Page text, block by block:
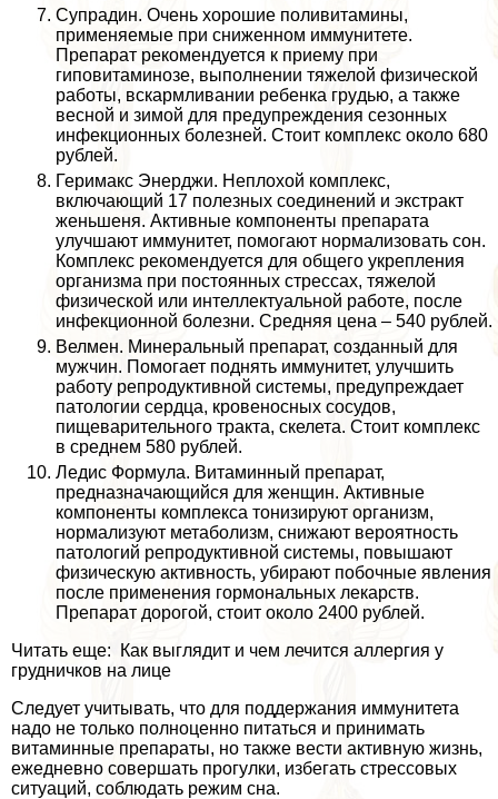
Супрадин. Очень хорошие поливитамины,
применяемые при сниженном иммунитете.
Препарат рекомендуется к приему при
гиповитаминозе, выполнении тяжелой физической
работы, вскармливании ребенка гpyдью, а также
весной и зимой для предупреждения сезонных
инфекционных болезней. Стоит комплекс около 680
рублей.
Геримакс Энерджи. Неплохой комплекс,
включающий 17 полезных соединений и экстpaкт
женьшеня. Активные компоненты препарата
улучшают иммунитет, помогают нормализовать сон.
Комплекс рекомендуется для общего укрепления
организма при постоянных стрессах, тяжелой
физической или интеллектуальной работе, после
инфекционной болезни. Средняя цена – 540 рублей.
Велмен. Минеральный препарат, созданный для
мужчин. Помогает поднять иммунитет, улучшить
работу репродуктивной системы, предупреждает
патологии сердца, кровеносных сосудов,
пищеварительного тpaкта, скелета. Стоит комплекс
в среднем 580 рублей.
Ледис Формула. Витаминный препарат,
предназначающийся для женщин. Активные
компоненты комплекса тонизируют организм,
нормализуют метаболизм, снижают вероятность
патологий репродуктивной системы, повышают
физическую активность, убирают побочные явления
после применения гормональных лекарств.
Препарат дорогой, стоит около 2400 рублей.
Читать еще: Как выглядит и чем лечится аллергия у
грудничков на лице
Следует учитывать, что для поддержания иммунитета
надо не только полноценно питаться и принимать
витаминные препараты, но также вести активную жизнь,
ежедневно совершать прогулки, избегать стрессовых
ситуаций, соблюдать режим сна.